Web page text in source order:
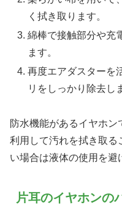
く拭き取ります。
綿棒で接触部分や充
ます。
再度エアダスターを
リをしっかり除去し
防水機能があるイヤホ
利用して汚れを拭き取る
い場合は液体の使用を避
片耳のイヤホンの